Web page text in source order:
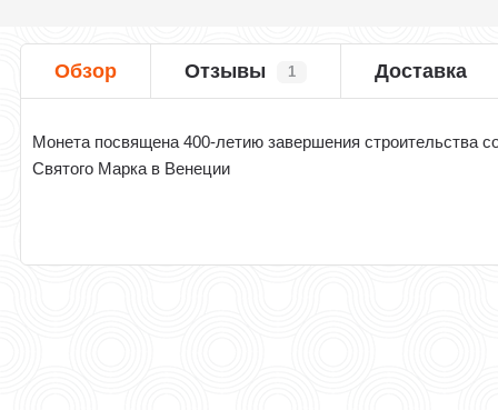
Обзор Отзывы 1 Доставка
Монета посвящена 400-летию завершения строительства
Святого Марка в Венеции